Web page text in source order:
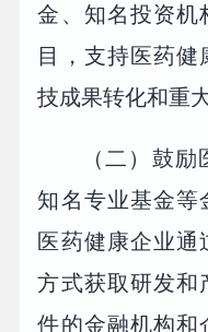
金、知名投资机
目，支持医药
技成果转化和重
（二）鼓
知名专业基金等
医药健康企业通
方式获取研发和
件的金融机构和